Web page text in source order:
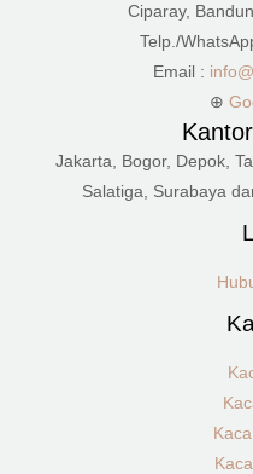
Ciparay,
Telp./
Email :
⊕
Jakarta, Bogor, Depok,
Salatiga, Surabaya